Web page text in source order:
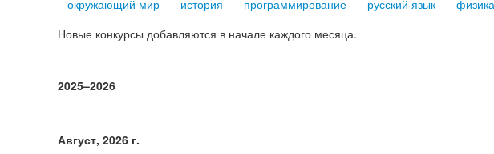
окружающий мир
история программирование русский язык физика
Новые конкурсы добавляются в начале каждого месяца.
2025–2026
Август, 2026 г.